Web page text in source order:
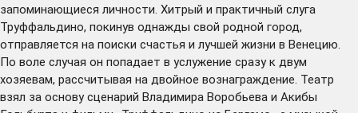
запоминающиеся личности. Хитрый и практичный слуга
Труффальдино, покинув однажды свой родной город,
отправляется на поиски счастья и лучшей жизни в Венецию.
По воле случая он попадает в услужение сразу к двум
хозяевам, рассчитывая на двойное вознаграждение. Театр
взял за основу сценарий Владимира Воробьева и Акибы